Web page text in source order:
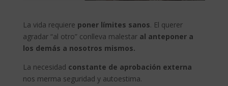
La vida requiere poner límites sanos. El querer
agradar “al otro” conlleva malestar al anteponer a
los demás a nosotros mismos.
La necesidad constante de aprobación externa
nos merma seguridad y autoestima.